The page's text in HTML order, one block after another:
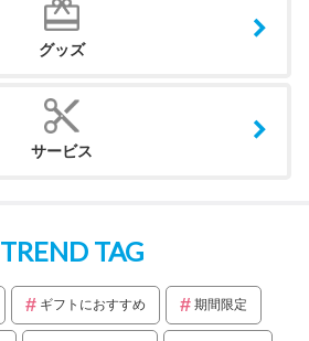
グッズ
サービス
TREND TAG
ギフトにおすすめ 期間限定